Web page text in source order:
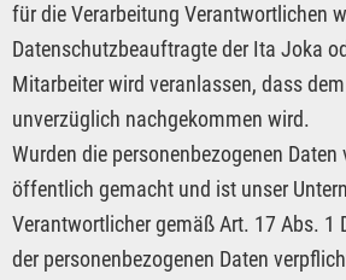
für die Verarbeitung Verantwortlichen
Datenschutzbeauftragte der Ita Joka
Mitarbeiter wird veranlassen, dass
unverzüglich nachgekommen wird.
Wurden die personenbezogenen
öffentlich gemacht und ist unser
Verantwortlicher gemäß Art. 17 Abs. 1
der personenbezogenen Daten